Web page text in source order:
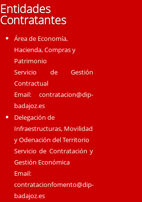
Entidades
Contratantes
Área de Economía,
Hacienda, Compras y
Patrimonio
Servicio de Gestión
Contractual
Email:contratacion@dip-
badajoz.es
Delegación de
Infraestructuras, Movilidad
y Odenación del Territorio
Servicio de Contratación y
Gestión Económica
Email:
contratacionfomento@dip-
badajoz.es